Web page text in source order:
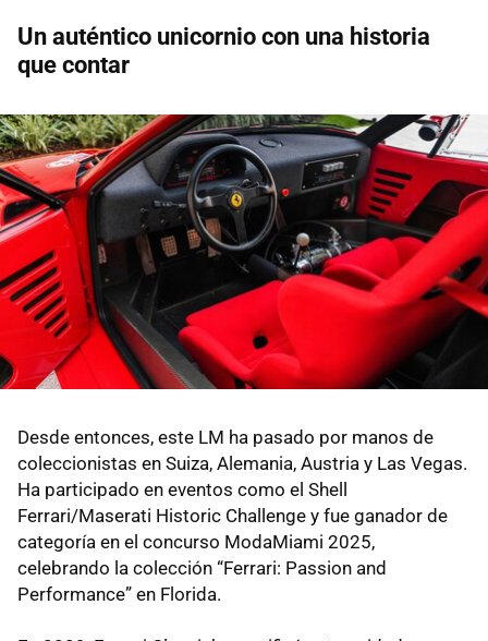
Un auténtico unicornio con una historia
que contar
Desde entonces, este LM ha pasado por manos de
coleccionistas en Suiza, Alemania, Austria y Las Vegas.
Ha participado en eventos como el Shell
Ferrari/Maserati Historic Challenge y fue ganador de
categoría en el concurso ModaMiami 2025,
celebrando la colección “Ferrari: Passion and
Performance” en Florida.